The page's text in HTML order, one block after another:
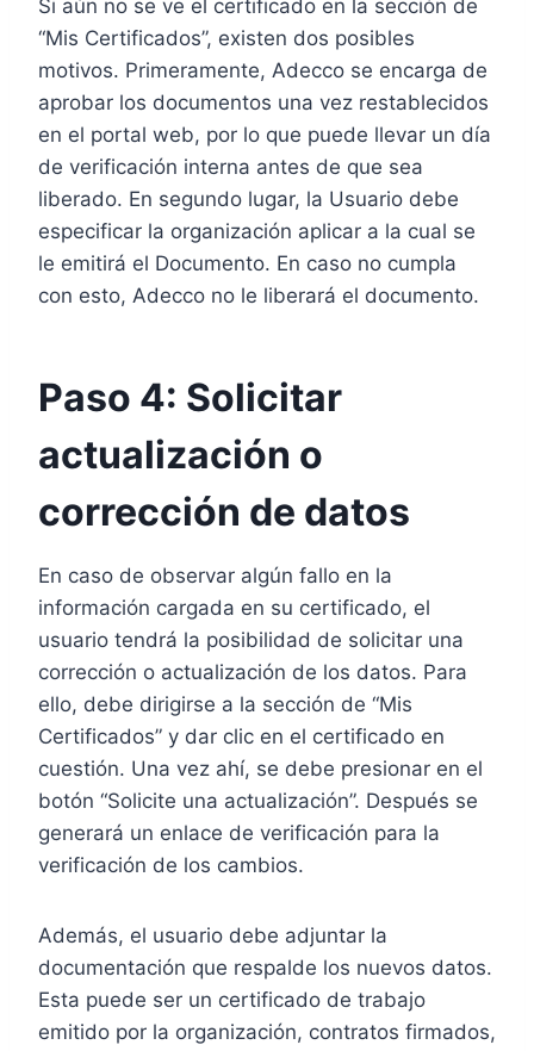
Si aún no se ve el certificado en la sección de
“Mis Certificados”, existen dos posibles
motivos. Primeramente, Adecco se encarga de
aprobar los documentos una vez restablecidos
en el portal web, por lo que puede llevar un día
de verificación interna antes de que sea
liberado. En segundo lugar, la Usuario debe
especificar la organización aplicar a la cual se
le emitirá el Documento. En caso no cumpla
con esto, Adecco no le liberará el documento.
Paso 4: Solicitar
actualización o
corrección de datos
En caso de observar algún fallo en la
información cargada en su certificado, el
usuario tendrá la posibilidad de solicitar una
corrección o actualización de los datos. Para
ello, debe dirigirse a la sección de “Mis
Certificados” y dar clic en el certificado en
cuestión. Una vez ahí, se debe presionar en el
botón “Solicite una actualización”. Después se
generará un enlace de verificación para la
verificación de los cambios.
Además, el usuario debe adjuntar la
documentación que respalde los nuevos datos.
Esta puede ser un certificado de trabajo
emitido por la organización, contratos firmados,